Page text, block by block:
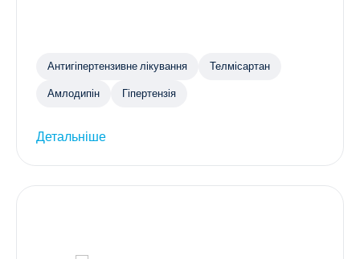
Антигіпертензивне лікування Телмісартан
Амлодипін Гіпертензія
Детальніше